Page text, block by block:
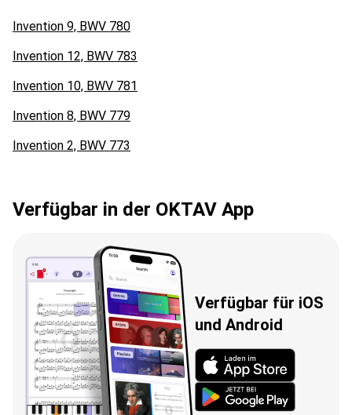
Invention 9, BWV 780
Invention 12, BWV 783
Invention 10, BWV 781
Invention 8, BWV 779
Invention 2, BWV 773
Verfügbar in der OKTAV App
Verfügbar für iOS
und Android